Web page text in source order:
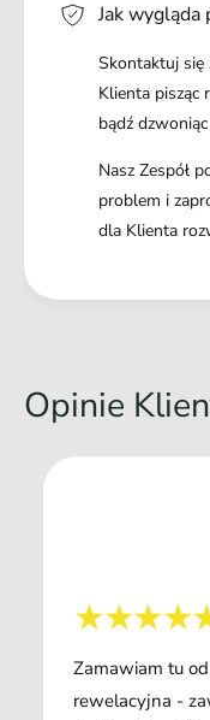
Jak wygląda
Skontaktuj się
Klienta pisząc
bądź
Nasz Zespół
problem i
dla Klienta
Opinie
Zamawiam tu
rewelacyjna -